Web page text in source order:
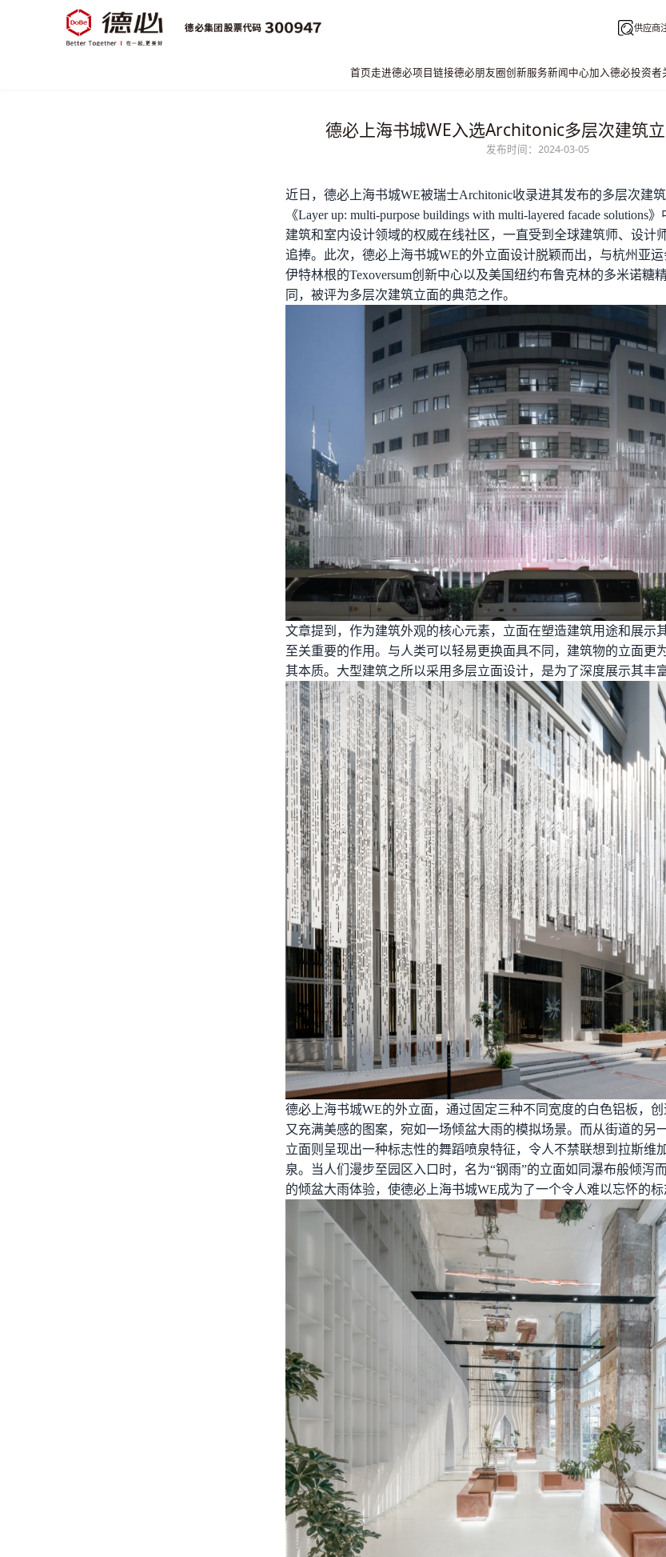
供应商
首页走进德必项目链接德必朋友圈创新服务新闻中心加入德必投资者
德必上海书城WE入选Architonic多层次建筑
发布时间：2024-03-05
近日， 德必 上海书城WE被瑞士Architonic收录进其发布的多层次建
《Layer up: multi-purpose buildings with multi-layered facade solutions
建筑和室内设计领域的权威在线社区，一直受到全球建筑师、设计
追捧。此次， 德必上海书城WE的外立面设计脱颖而出，与杭州亚
伊特林根的Texoversum创新中心以及美国纽约布鲁克林的多米诺糖
同，被评为多层次建筑立面的典范之作。
文章提到，作为建筑外观的核心元素，立面在塑造建筑用途和展示
至关重要的作用。与人类可以轻易更换面具不同，建筑物的立面更
其本质。大型建筑之所以采用多层立面设计，是为了深度展示其丰
德必上海书城WE的外立面，通过固定三种不同宽度的白色铝板，
又充满美感的图案，宛如一场倾盆大雨的模拟场景。而从街道的另
立面则呈现出一种标志性的舞蹈喷泉特征，令人不禁联想到拉斯维
泉。当人们漫步至园区入口时，名为“钢雨”的立面如同瀑布般倾泻
的倾盆大雨体验，使德必上海书城WE成为了一个令人难以忘怀的标